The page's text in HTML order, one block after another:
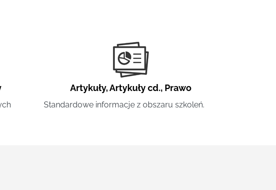
Artykuły,Artykuły cd., Prawo
Standardowe informacje z obszaru szkoleń.